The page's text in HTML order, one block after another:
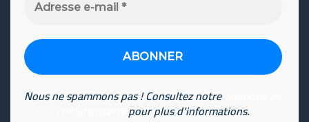
Nous ne spammons pas ! Consultez notre
pour plus d’informations.